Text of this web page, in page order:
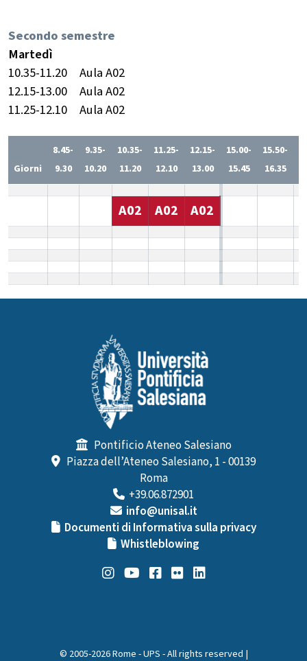
Secondo semestre
Martedì
10.35-11.20
Aula A02
12.15-13.00
Aula A02
11.25-12.10
Aula A02
Giorni
8.45-
9.30
9.35-
10.20
10.35-
11.20
11.25-
12.10
12.15-
13.00
15.00-
15.45
15.50-
16.35
A02 A02 A02
Pontificio Ateneo Salesiano
Piazza dell’Ateneo Salesiano, 1 - 00139
Roma
+39.06.872901
info@unisal.it
Documenti di Informativa sulla privacy
Whistleblowing
© 2005-2026 Rome - UPS - All rights reserved |